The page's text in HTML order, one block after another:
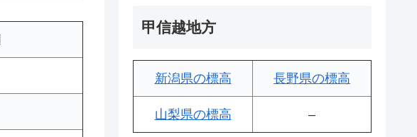
甲信越地方
新潟県の標高 長野県の標高
山梨県の標高 –